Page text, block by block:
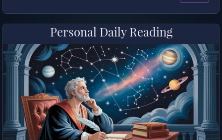
Personal Daily Reading